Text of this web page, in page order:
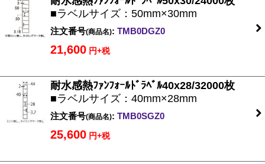
■ラベルサイズ：50mm×30mm
注文番号(商品名): TMB0DGZ0
21,600 円+税
耐水感熱ﾌｧﾝﾌｫｰﾙﾄﾞﾗﾍﾞﾙ40x28/32000枚
■ラベルサイズ：40mm×28mm
注文番号(商品名): TMB0SGZ0
25,600 円+税